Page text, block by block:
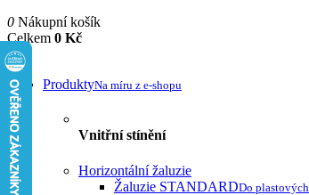
0 Nákupní košík
Celkem 0 Kč
ProduktyNa míru z e-shopu
Vnitřní stínění
Horizontální žaluzie
Žaluzie STANDARDDo plastových